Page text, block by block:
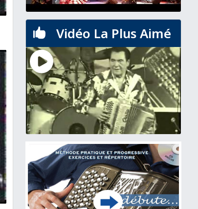
 Vidéo La Plus Aimé